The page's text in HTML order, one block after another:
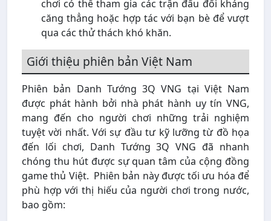
chơi có thể tham gia các trận đấu đối kháng
căng thẳng hoặc hợp tác với bạn bè để vượt
qua các thử thách khó khăn.
Giới thiệu phiên bản Việt Nam
Phiên bản Danh Tướng 3Q VNG tại Việt Nam
được phát hành bởi nhà phát hành uy tín VNG,
mang đến cho người chơi những trải nghiệm
tuyệt vời nhất. Với sự đầu tư kỹ lưỡng từ đồ họa
đến lối chơi, Danh Tướng 3Q VNG đã nhanh
chóng thu hút được sự quan tâm của cộng đồng
game thủ Việt. Phiên bản này được tối ưu hóa để
phù hợp với thị hiếu của người chơi trong nước,
bao gồm: